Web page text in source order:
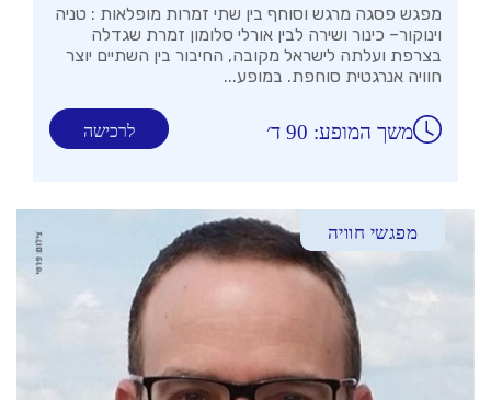
מפגש פסגה מרגש וסוחף בין שתי זמרות מופלאות : טניה
וינוקור– כינור ושירה לבין אורלי סלומון זמרת שגדלה
בצרפת ועלתה לישראל מקובה, החיבור בין השתיים יוצר
חוויה אנרגטית סוחפת. במופע...
לרכישה משך המופע: 90 ד׳
מפגשי חוויה